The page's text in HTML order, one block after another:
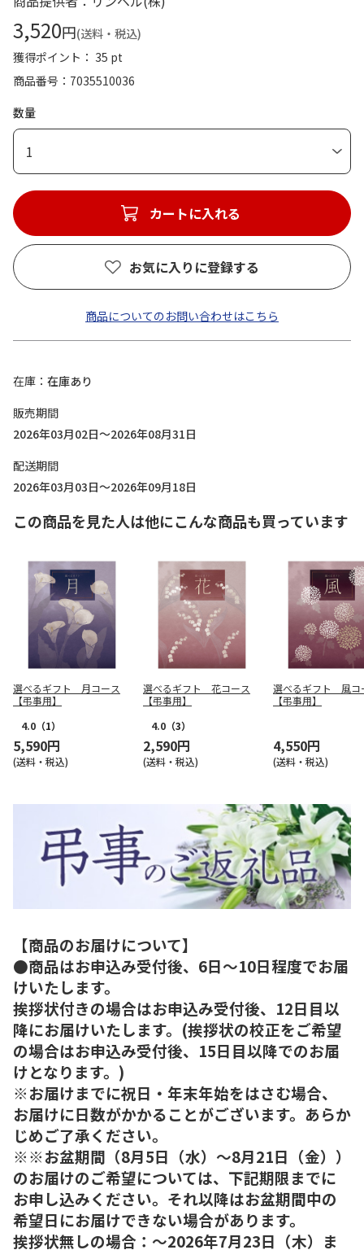
3,520円(送料・税込)
獲得ポイント： 35 pt
商品番号
7035510036
数量
1
カートに入れる
お気に入りに登録する
商品についてのお問い合わせはこちら
在庫
在庫あり
販売期間
2026年03月02日～2026年08月31日
配送期間
2026年03月03日～2026年09月18日
この商品を見た人は他にこんな商品も買っています
選べるギフト 月コース
【弔事用】
4.0 （1）
5,590円
(送料・税込)
選べるギフト 花コース
【弔事用】
4.0 （3）
2,590円
(送料・税込)
選べるギフト 風コ
【弔事用】
4,550円
(送料・税込)
【商品のお届けについて】
●商品はお申込み受付後、6日～10日程度でお届
けいたします。
挨拶状付きの場合はお申込み受付後、12日目以
降にお届けいたします。(挨拶状の校正をご希望
の場合はお申込み受付後、15日目以降でのお届
けとなります。)
※お届けまでに祝日・年末年始をはさむ場合、
お届けに日数がかかることがございます。あらか
じめご了承ください。
※※お盆期間（8月5日（水）～8月21日（金））
のお届けのご希望については、下記期限までに
お申し込みください。それ以降はお盆期間中の
希望日にお届けできない場合があります。
挨拶状無しの場合：～2026年7月23日（木）ま